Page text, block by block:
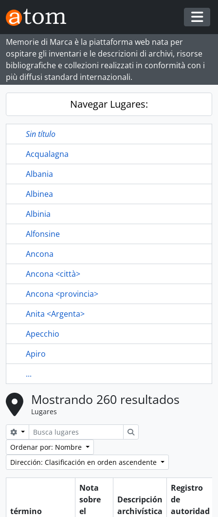
Skip to main content
Memorie di Marca è la piattaforma web nata per
ospitare gli inventari e le descrizioni di archivi, risorse
bibliografiche e collezioni realizzati in conformità con i
più diffusi standard internazionali.
Navegar Lugares:
Sin título
Acqualagna
Albania
Albinea
Albinia
Alfonsine
Ancona
Ancona <città>
Ancona <provincia>
Anita <Argenta>
Apecchio
Apiro
...
Mostrando 260 resultados
Lugares
Search options
Búsqueda
Ordenar por: Nombre
Dirección: Clasificación en orden ascendente
término
Nota
sobre
el
Descripción
archivística
Registro
de
autoridad